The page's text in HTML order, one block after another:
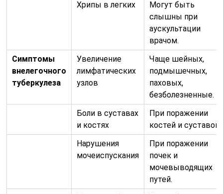
мочеиспускания
почек и
мочевыводящих
путей.
Головные боли,
ригидность
затылочных
мышц
При
менингите.
Нарушения
пищеварения
При поражении
кишечника (боли в
животе, диарея,
запоры).
Кожные
При туберкулезе
кожи (люпус,
скрофулодерма).